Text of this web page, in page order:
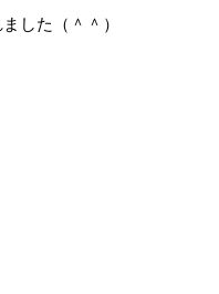
した（＾＾）